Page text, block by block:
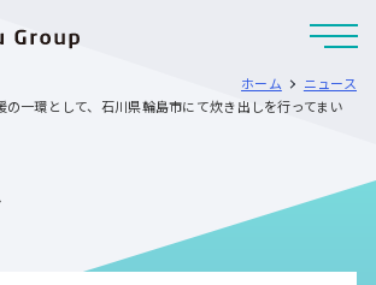
ホーム
ニュース
の一環として、石川県輪島市にて炊き出しを行ってまい